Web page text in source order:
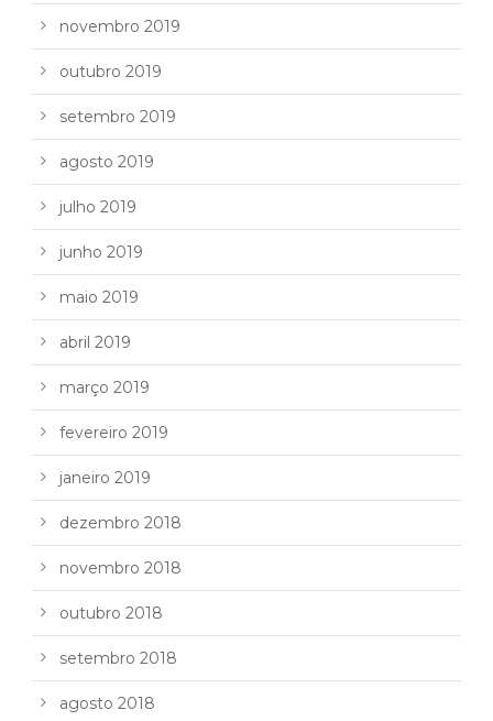
novembro 2019
outubro 2019
setembro 2019
agosto 2019
julho 2019
junho 2019
maio 2019
abril 2019
março 2019
fevereiro 2019
janeiro 2019
dezembro 2018
novembro 2018
outubro 2018
setembro 2018
agosto 2018